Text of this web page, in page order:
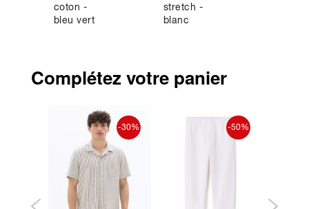
coton -
bleu vert
stretch -
blanc
Complétez votre panier
-30% -50%